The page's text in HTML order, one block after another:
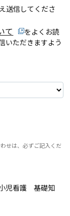
送信してくださ
て
をよくお読
いただきますよう
せは、必ずご記入くだ
児看護 基礎知